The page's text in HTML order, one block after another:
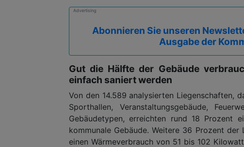
Advertising
Abonnieren Sie unseren
Ausgabe der
Gut die Hälfte der Gebäude
einfach saniert werden
Von den 14.589 analysierten Liegenschaften,
Sporthallen, Veranstaltungsgebäude,
Gebäudetypen, erreichten rund 18 Prozent
kommunale Gebäude. Weitere 36 Prozent
einen Wärmeverbrauch von 51 bis 102